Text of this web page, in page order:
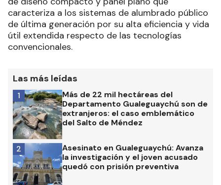
caracteriza a los sistemas de alumbrado público
de última generación por su alta eficiencia y vida
útil extendida respecto de las tecnologías
convencionales.
Las más leídas
Más de 22 mil hectáreas del
Departamento Gualeguaychú son de
extranjeros: el caso emblemático
del Salto de Méndez
1
Asesinato en Gualeguaychú: Avanza
la investigación y el joven acusado
quedó con prisión preventiva
2